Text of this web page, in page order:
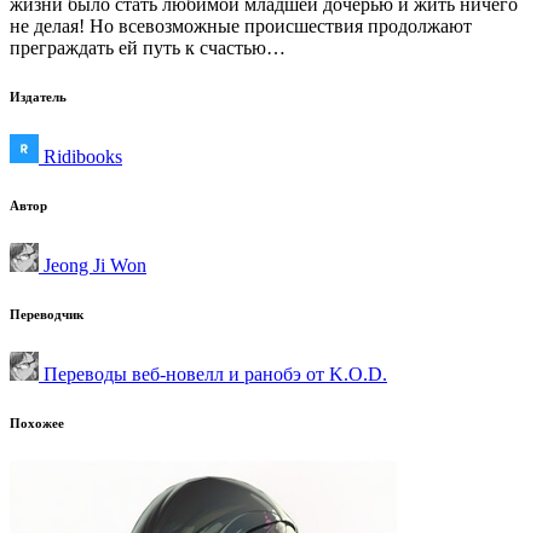
не делая! Но всевозможные происшествия продолжают
преграждать ей путь к счастью…
Издатель
Ridibooks
Автор
Jeong Ji Won
Переводчик
Переводы веб-новелл и ранобэ от K.O.D.
Похожее